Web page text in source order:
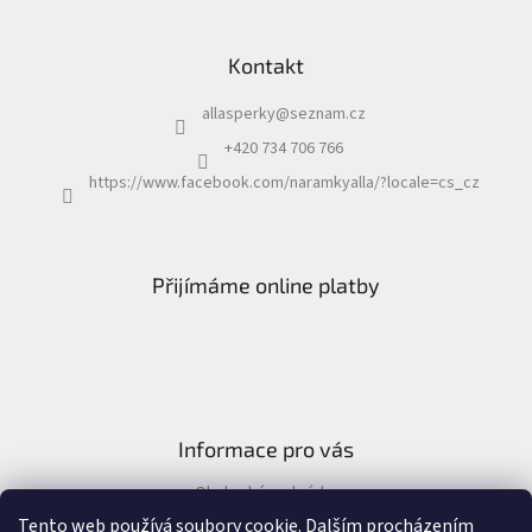
Tento web používá soubory cookie. Dalším procházením
Kontakt
allasperky@seznam.cz
+420 734 706 766
https://www.facebook.com/naramkyalla/?locale=cs_cz
Přijímáme online platby
Informace pro vás
Obchodní podmínky
Formulář pro odstoupení od kupní smlouvy